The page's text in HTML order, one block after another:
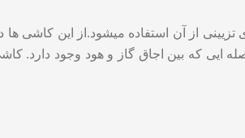
از آن استفاده میشود.از این کاشی
ایی که بین اجاق گاز و هود وجود دارد.